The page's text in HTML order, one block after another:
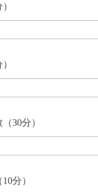
30分）
分）